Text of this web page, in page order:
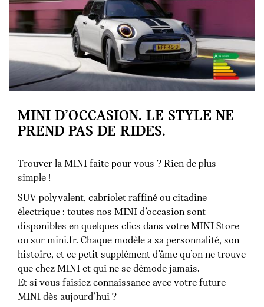
MINI D’OCCASION. LE STYLE NE
PREND PAS DE RIDES.
Trouver la MINI faite pour vous ? Rien de plus
simple !
SUV polyvalent, cabriolet raffiné ou citadine
électrique : toutes nos MINI d’occasion sont
disponibles en quelques clics dans votre MINI Store
ou sur mini.fr. Chaque modèle a sa personnalité, son
histoire, et ce petit supplément d’âme qu’on ne trouve
que chez MINI et qui ne se démode jamais.
Et si vous faisiez connaissance avec votre future
MINI dès aujourd’hui ?